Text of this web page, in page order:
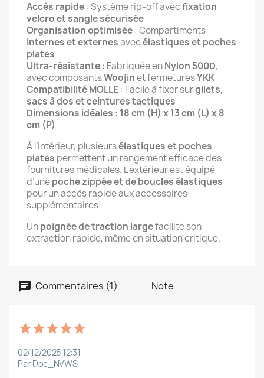
Accès rapide: Système rip-off avecfixation
velcro et sangle sécurisée
Organisation optimisée: Compartiments
internes et externesavecélastiques et poches
plates
Ultra-résistante: Fabriquée enNylon 500D,
avec composantsWoojinet fermeturesYKK
Compatibilité MOLLE: Facile à fixer surgilets,
sacs à dos et ceintures tactiques
Dimensions idéales : 18 cm (H) x 13 cm (L) x 8
cm (P)
À l’intérieur, plusieursélastiques et poches
plates permettent un rangement efficace des
fournitures médicales. L'extérieur est équipé
d’unepoche zippée et de boucles élastiques
pour un accès rapide aux accessoires
supplémentaires.
Unpoignée de traction largefacilite son
extraction rapide, même en situation critique.
Commentaires (1) Note
02/12/2025 12:31
Par Doc_NVWS